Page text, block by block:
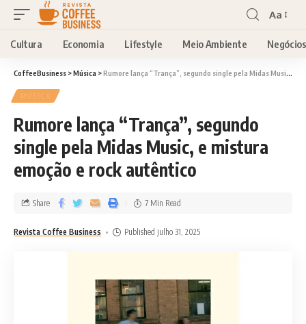
Aa
Cultura Economia Lifestyle Meio Ambiente Negócios
CoffeeBusiness >Música >Rumore lança “Trança”, segundo single pela Midas Music, e mistura emoção e rock autêntico
MÚSICA
Rumore lança “Trança”, segundo
single pela Midas Music, e mistura
emoção e rock autêntico
Revista Coffee Business Published julho 31, 2025
Share 7 Min Read